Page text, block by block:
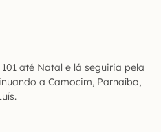
até Natal e lá seguiria pela
a Camocim, Parnaíba,